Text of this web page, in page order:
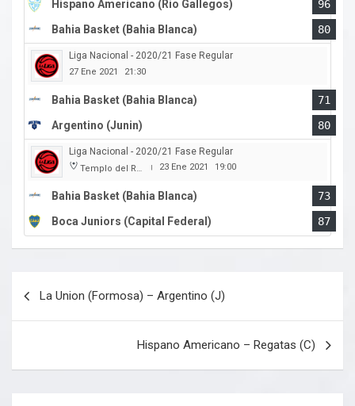
Hispano Americano (Rio Gallegos)
96
Bahia Basket (Bahia Blanca)
80
Liga Nacional - 2020/21 Fase Regular
27 Ene 2021 21:30
Bahia Basket (Bahia Blanca)
71
Argentino (Junin)
80
Liga Nacional - 2020/21 Fase Regular
Templo del Rock | 23 Ene 2021 19:00
Bahia Basket (Bahia Blanca)
73
Boca Juniors (Capital Federal)
87
La Union (Formosa) – Argentino (J)
Hispano Americano – Regatas (C)